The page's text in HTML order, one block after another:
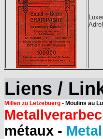
Liens /
Millen zu Lëtzebuerg - Moulins au
métaux -